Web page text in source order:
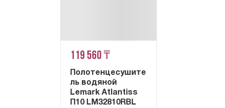
119 560 ₸
Полотенцесушите
ль водяной
Lemark Atlantiss
П10 LM32810RBL